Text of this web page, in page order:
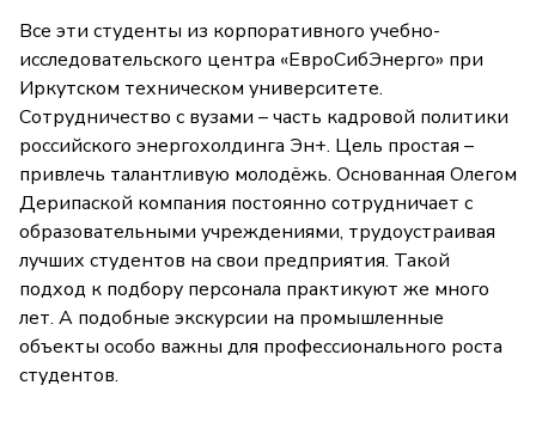
Все эти студенты из корпоративного учебно-
исследовательского центра «ЕвроСибЭнерго» при
Иркутском техническом университете.
Сотрудничество с вузами – часть кадровой политики
российского энергохолдинга Эн+. Цель простая –
привлечь талантливую молодёжь. Основанная Олегом
Дерипаской компания постоянно сотрудничает с
образовательными учреждениями, трудоустраивая
лучших студентов на свои предприятия. Такой
подход к подбору персонала практикуют же много
лет. А подобные экскурсии на промышленные
объекты особо важны для профессионального роста
студентов.